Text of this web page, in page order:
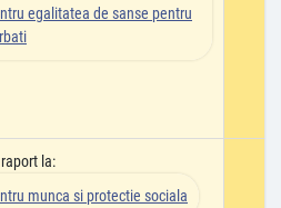
egalitatea de sanse pentru
la:
munca si protectie sociala